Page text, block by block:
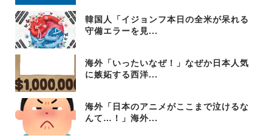
韓国人「イジョンフ本日の全米が呆れる
守備エラーを見...
海外「いったいなぜ！」なぜか日本人気
に嫉妬する西洋...
海外「日本のアニメがここまで泣けるな
んて…！」海外...